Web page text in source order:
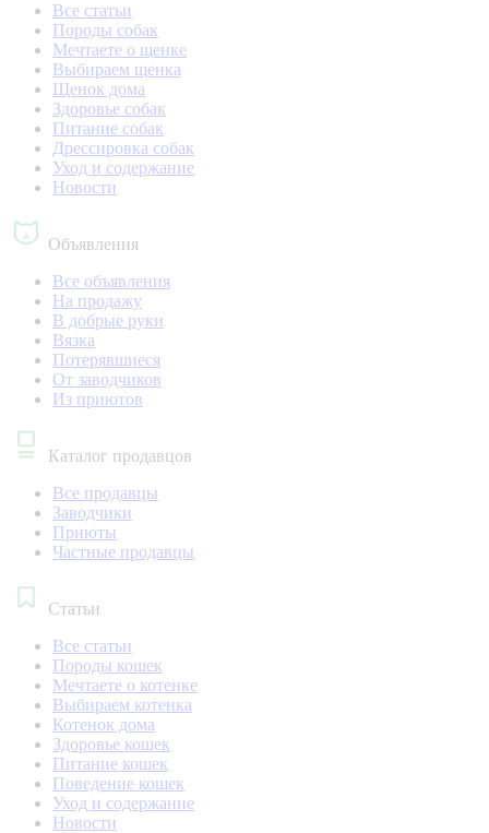
Все статьи
Породы собак
Мечтаете о щенке
Выбираем щенка
Щенок дома
Здоровье собак
Питание собак
Дрессировка собак
Уход и содержание
Новости
Объявления
Все объявления
На продажу
В добрые руки
Вязка
Потерявшиеся
От заводчиков
Из приютов
Каталог продавцов
Все продавцы
Заводчики
Приюты
Частные продавцы
Статьи
Все статьи
Породы кошек
Мечтаете о котенке
Выбираем котенка
Котенок дома
Здоровье кошек
Питание кошек
Поведение кошек
Уход и содержание
Новости